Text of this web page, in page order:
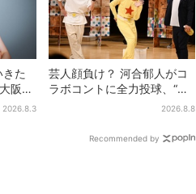
た
阪で
3年
2026.8.3
芸人顔負け？ 河合郁人がコ
ラボコントに全力投球、“芸
人も恥ずかしくてやらな2026.8.8
Recommended by